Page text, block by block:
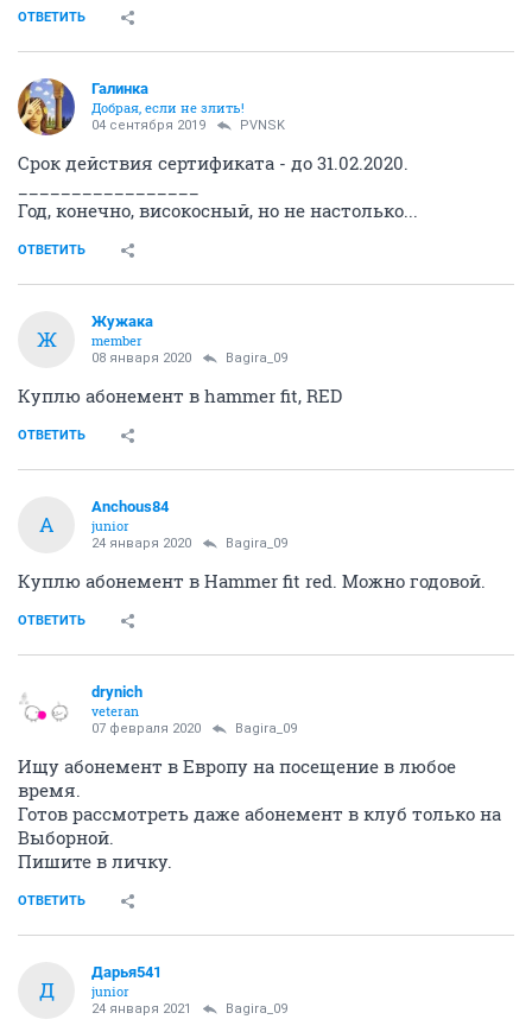
ОТВЕТИТЬ
Галинка
Добрая, если не злить!
04 сентября 2019 PVNSK
Срок действия сертификата - до 31.02.2020.
Год, конечно, високосный, но не настолько...
ОТВЕТИТЬ
Ж
Жужака
member
08 января 2020 Bagira_09
Куплю абонемент в hammer fit, RED
ОТВЕТИТЬ
A
Anchous84
junior
24 января 2020 Bagira_09
Куплю абонемент в Hammer fit red. Можно годовой.
ОТВЕТИТЬ
drynich
veteran
07 февраля 2020 Bagira_09
Ищу абонемент в Европу на посещение в любое
время.
Готов рассмотреть даже абонемент в клуб только на
Выборной.
Пишите в личку.
ОТВЕТИТЬ
Д
Дарья541
junior
24 января 2021 Bagira_09